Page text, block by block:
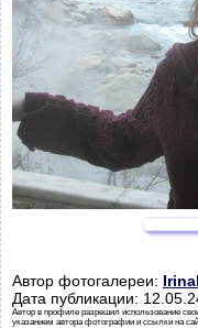
Автор фотогалереи:
Дата публикации:
Автор в профиле разрешил использование
указанием автора фотографии и ссылки на